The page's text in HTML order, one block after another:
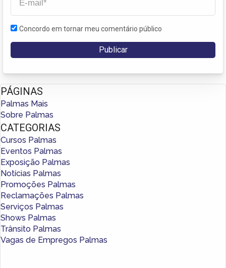
Concordo em tornar meu comentário público
PÁGINAS
Palmas Mais
Sobre Palmas
CATEGORIAS
Cursos Palmas
Eventos Palmas
Exposição Palmas
Notícias Palmas
Promoções Palmas
Reclamações Palmas
Serviços Palmas
Shows Palmas
Trânsito Palmas
Vagas de Empregos Palmas